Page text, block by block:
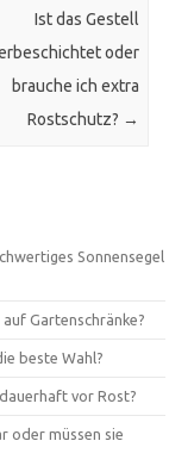
Ist das Gestell
oder
brauche ich extra
Rostschutz? →
Sonnensegel
Gartenschränke?
beste Wahl?
vor Rost?
oder müssen sie